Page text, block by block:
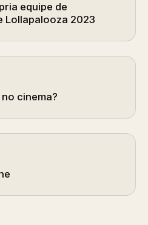
equipe de
Lollapalooza 2023
cinema?